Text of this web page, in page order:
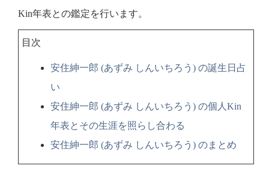
Kin年表との鑑定を行います。
目次
安住紳一郎 (あずみ しんいちろう) の誕生日占
い
安住紳一郎 (あずみ しんいちろう) の個人Kin
年表とその生涯を照らし合わる
安住紳一郎 (あずみ しんいちろう) のまとめ